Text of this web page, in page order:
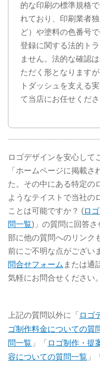
的な印刷の標準規格
れており、印刷業者
ど）や塗料の色番号
登録に関する法的ト
ません。法的な確認
ただく形となります
トダッシュを支える
て当店にお任せくださ
ロゴデザインを安心して
「ホームページに掲載
た。その中にある特定の
ようなテイストで当社の
ことは可能ですか？ (ロ
問一覧)」の質問に回答
部に他の質問へのリンク
前にご不明な点がござい
問合せフォーム または通
気軽にお問合せください。
上記の質問以外に「 ロゴ
ゴ制作料金についての質
問一覧 」「 ロゴ制作・提
容についての質問一覧 」「